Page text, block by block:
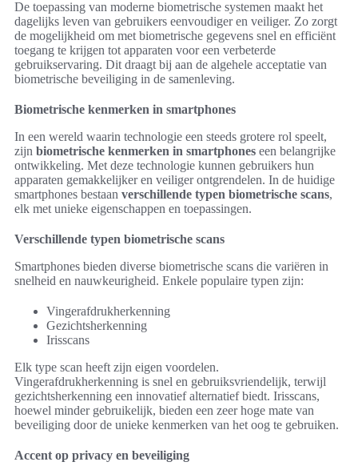
De toepassing van moderne biometrische systemen maakt het
dagelijks leven van gebruikers eenvoudiger en veiliger. Zo zorgt
de mogelijkheid om met biometrische gegevens snel en efficiënt
toegang te krijgen tot apparaten voor een verbeterde
gebruikservaring. Dit draagt bij aan de algehele acceptatie van
biometrische beveiliging in de samenleving.
Biometrische kenmerken in smartphones
In een wereld waarin technologie een steeds grotere rol speelt,
zijn biometrische kenmerken in smartphones een belangrijke
ontwikkeling. Met deze technologie kunnen gebruikers hun
apparaten gemakkelijker en veiliger ontgrendelen. In de huidige
smartphones bestaan verschillende typen biometrische scans,
elk met unieke eigenschappen en toepassingen.
Verschillende typen biometrische scans
Smartphones bieden diverse biometrische scans die variëren in
snelheid en nauwkeurigheid. Enkele populaire typen zijn:
Vingerafdrukherkenning
Gezichtsherkenning
Irisscans
Elk type scan heeft zijn eigen voordelen.
Vingerafdrukherkenning is snel en gebruiksvriendelijk, terwijl
gezichtsherkenning een innovatief alternatief biedt. Irisscans,
hoewel minder gebruikelijk, bieden een zeer hoge mate van
beveiliging door de unieke kenmerken van het oog te gebruiken.
Accent op privacy en beveiliging